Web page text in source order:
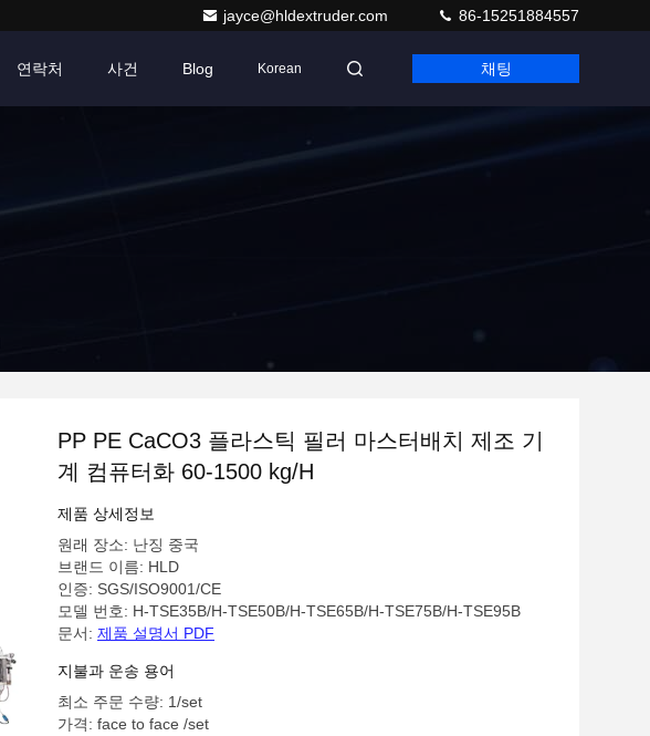
jayce@hldextruder.com 86-15251884557
연락처 사건 Blog Korean 채팅
PP PE CaCO3 플라스틱 필러 마스터배치 제조 기
계 컴퓨터화 60-1500 kg/H
제품 상세정보
원래 장소: 난징 중국
브랜드 이름: HLD
인증: SGS/ISO9001/CE
모델 번호: H-TSE35B/H-TSE50B/H-TSE65B/H-TSE75B/H-TSE95B
문서: 제품 설명서 PDF
지불과 운송 용어
최소 주문 수량: 1/set
가격: face to face /set